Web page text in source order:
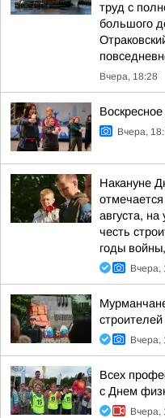
труд с
большого
Вчера, 18:28
Вчера,
Накануне
августа,
честь
годы
Вчера,
строителей
Вчера,
Всех
с Днем
Вчера,